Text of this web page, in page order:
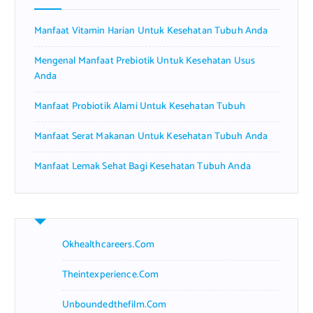
:Manfaat Vitamin Harian Untuk Kesehatan Tubuh Anda
Mengenal Manfaat Prebiotik Untuk Kesehatan Usus
Anda
Manfaat Probiotik Alami Untuk Kesehatan Tubuh
Manfaat Serat Makanan Untuk Kesehatan Tubuh Anda
Manfaat Lemak Sehat Bagi Kesehatan Tubuh Anda
Okhealthcareers.com
Theintexperience.com
Unboundedthefilm.com